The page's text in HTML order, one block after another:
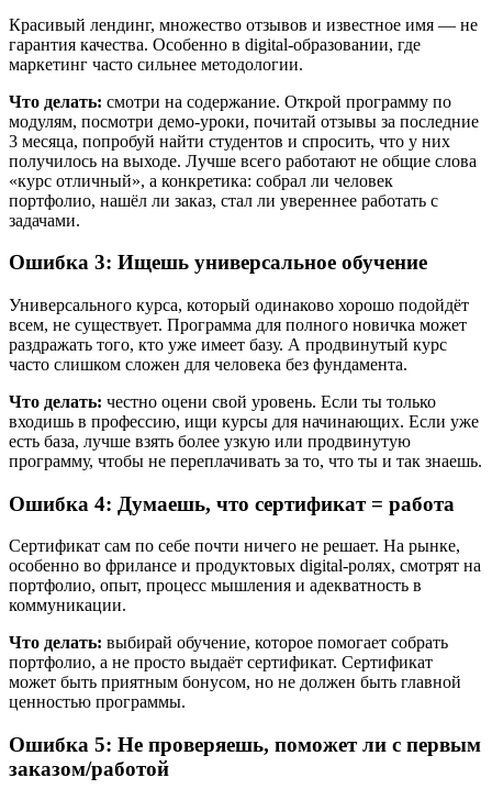
Красивый лендинг, множество отзывов и известное имя — не
гарантия качества. Особенно в digital-образовании, где
маркетинг часто сильнее методологии.
Что делать: смотри на содержание. Открой программу по
модулям, посмотри демо-уроки, почитай отзывы за последние
3 месяца, попробуй найти студентов и спросить, что у них
получилось на выходе. Лучше всего работают не общие слова
«курс отличный», а конкретика: собрал ли человек
портфолио, нашёл ли заказ, стал ли увереннее работать с
задачами.
Ошибка 3: Ищешь универсальное обучение
Универсального курса, который одинаково хорошо подойдёт
всем, не существует. Программа для полного новичка может
раздражать того, кто уже имеет базу. А продвинутый курс
часто слишком сложен для человека без фундамента.
Что делать: честно оцени свой уровень. Если ты только
входишь в профессию, ищи курсы для начинающих. Если уже
есть база, лучше взять более узкую или продвинутую
программу, чтобы не переплачивать за то, что ты и так знаешь.
Ошибка 4: Думаешь, что сертификат = работа
Сертификат сам по себе почти ничего не решает. На рынке,
особенно во фрилансе и продуктовых digital-ролях, смотрят на
портфолио, опыт, процесс мышления и адекватность в
коммуникации.
Что делать: выбирай обучение, которое помогает собрать
портфолио, а не просто выдаёт сертификат. Сертификат
может быть приятным бонусом, но не должен быть главной
ценностью программы.
Ошибка 5: Не проверяешь, поможет ли с первым
заказом/работой